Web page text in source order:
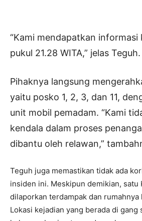
“Kami mendapatkan informasi
pukul 21.28 WITA,” jelas Teguh.
Pihaknya langsung
yaitu posko 1, 2, 3, dan 11,
unit mobil pemadam. “Kami
kendala dalam proses
dibantu oleh relawan,”
Teguh juga memastikan tidak ada
insiden ini. Meskipun demikian, satu
dilaporkan terdampak dan rumahnya
Lokasi kejadian yang berada di